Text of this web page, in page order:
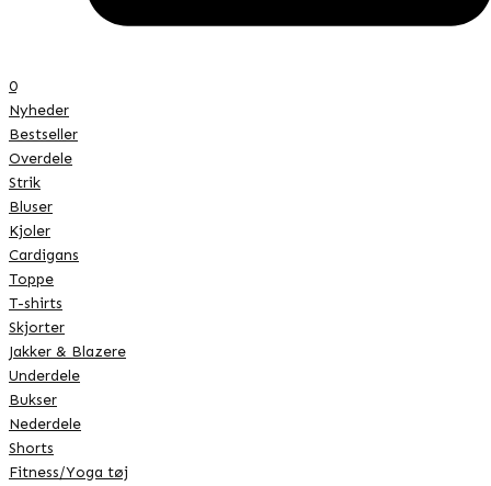
0
Nyheder
Bestseller
Overdele
Strik
Bluser
Kjoler
Cardigans
Toppe
T-shirts
Skjorter
Jakker & Blazere
Underdele
Bukser
Nederdele
Shorts
Fitness/Yoga tøj